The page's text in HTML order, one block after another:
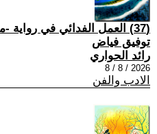
توفيق فياض
رائد الحواري
2026 / 8 / 8
الادب والفن